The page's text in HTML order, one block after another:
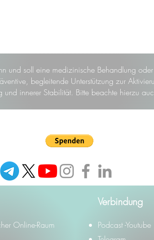
und soll eine medizinische Behandlung oder
begleitende Unterstützung zur
und innerer Stabilität. Bitte beachte hierzu
Online-Raum
Verbindung
Podcast -Youtube